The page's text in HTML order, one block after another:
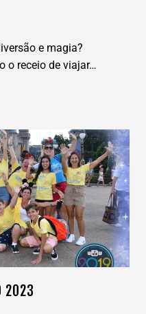
e magia?
o receio de viajar…
2023